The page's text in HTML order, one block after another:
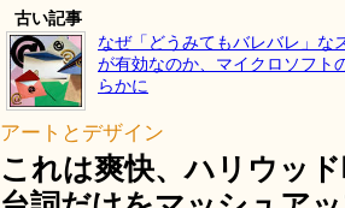
古い記事
なぜ「どうみてもバレバレ」な
が有効なのか、マイクロソフト
らかに
アートとデザイン
これは爽快、ハリウッ